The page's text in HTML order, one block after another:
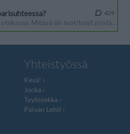
Yhteistyössä
Kesä!
Jocka
Tyyliniekka
Päivän Lehti